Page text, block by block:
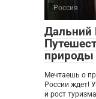
Россия
Дальний
природы
Мечтаешь о
России ждет!
и рост туризма